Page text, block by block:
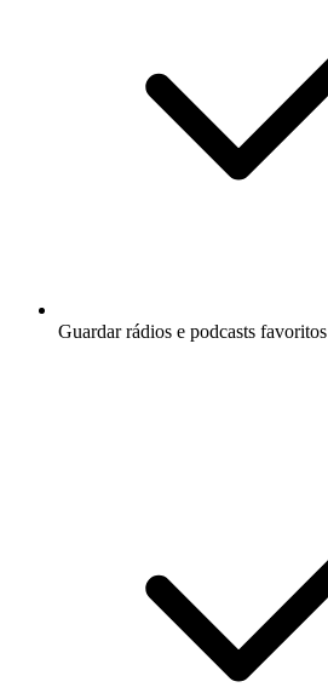
Guardar rádios e podcasts favoritos